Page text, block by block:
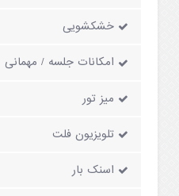
خشکشویی
امکانات جلسه / مهمانی
میز تور
تلویزیون فلت
اسنک بار